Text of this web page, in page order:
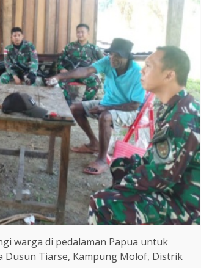
warga di pedalaman Papua untuk
Tiarse, Kampung Molof, Distrik